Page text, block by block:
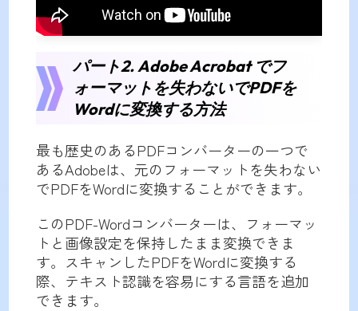
パート2. Adobe Acrobat でフ
ォーマットを失わないでPDFを
Wordに変換する方法
最も歴史のあるPDFコンバーターの一つで
あるAdobeは、元のフォーマットを失わない
でPDFをWordに変換することができます。
このPDF-Wordコンバーターは、フォーマッ
トと画像設定を保持したまま変換できま
す。スキャンしたPDFをWordに変換する
際、テキスト認識を容易にする言語を追加
できます。